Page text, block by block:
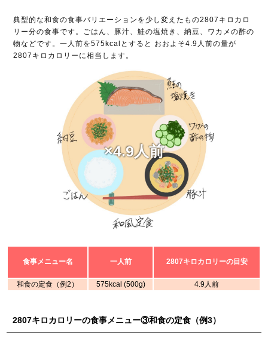
典型的な和食の食事バリエーションを少し変えたもの2807キロカロ
リー分の食事です。ごはん、豚汁、鮭の塩焼き、納豆、ワカメの酢の
物などです。一人前を575kcalとすると おおよそ4.9人前の量が
2807キロカロリーに相当します。
×4.9人前
食事メニュー名 一人前 2807キロカロリーの目安
和食の定食（例2） 575kcal (500g) 4.9人前
2807キロカロリーの食事メニュー③和食の定食（例3）